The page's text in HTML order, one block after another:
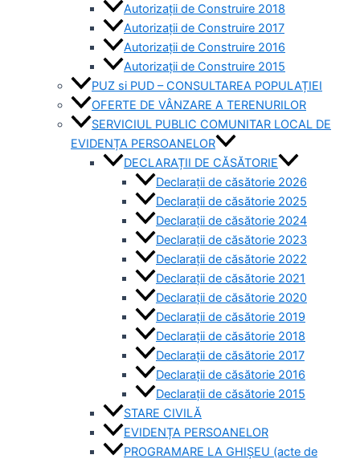
Autorizaţii de Construire 2018
Autorizaţii de Construire 2017
Autorizaţii de Construire 2016
Autorizaţii de Construire 2015
PUZ si PUD – CONSULTAREA POPULAȚIEI
OFERTE DE VÂNZARE A TERENURILOR
SERVICIUL PUBLIC COMUNITAR LOCAL DE
EVIDENȚA PERSOANELOR
DECLARAȚII DE CĂSĂTORIE
Declarații de căsătorie 2026
Declarații de căsătorie 2025
Declarații de căsătorie 2024
Declarații de căsătorie 2023
Declarații de căsătorie 2022
Declarații de căsătorie 2021
Declarații de căsătorie 2020
Declarații de căsătorie 2019
Declarații de căsătorie 2018
Declarații de căsătorie 2017
Declarații de căsătorie 2016
Declarații de căsătorie 2015
STARE CIVILĂ
EVIDENȚA PERSOANELOR
PROGRAMARE LA GHIȘEU (acte de